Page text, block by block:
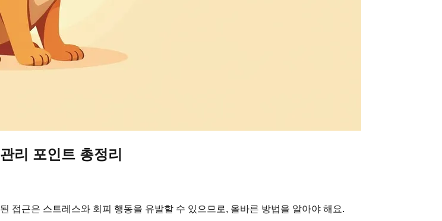
리 포인트 총정리
접근은 스트레스와 회피 행동을 유발할 수 있으므로, 올바른 방법을 알아야 해요.